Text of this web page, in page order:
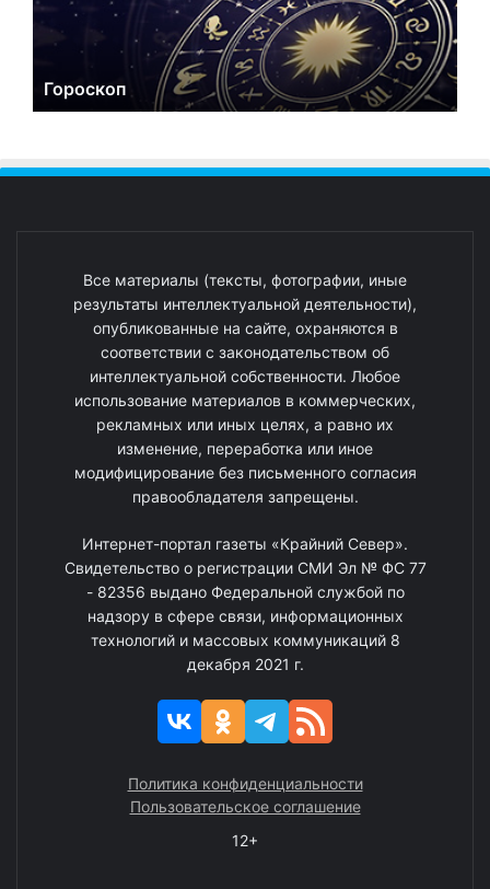
Гороскоп
Все материалы (тексты, фотографии, иные
результаты интеллектуальной деятельности),
опубликованные на сайте, охраняются в
соответствии с законодательством об
интеллектуальной собственности. Любое
использование материалов в коммерческих,
рекламных или иных целях, а равно их
изменение, переработка или иное
модифицирование без письменного согласия
правообладателя запрещены.
Интернет-портал газеты «Крайний Север».
Свидетельство о регистрации СМИ Эл № ФС 77
- 82356 выдано Федеральной службой по
надзору в сфере связи, информационных
технологий и массовых коммуникаций 8
декабря 2021 г.
Политика конфиденциальности
Пользовательское соглашение
12+